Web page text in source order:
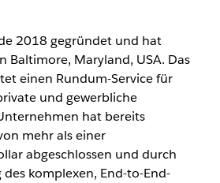
2018 gegründet und hat
Baltimore, Maryland, USA. Das
einen Rundum-Service für
und gewerbliche
hat bereits
mehr als einer
abgeschlossen und durch
komplexen, End-to-End-